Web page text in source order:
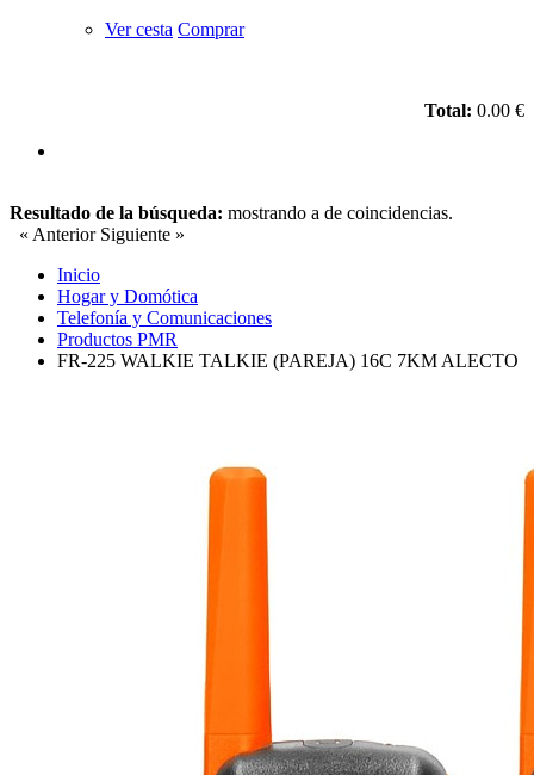
Ver cesta Comprar
Total: 0.00 €
Resultado de la búsqueda: mostrando a de coincidencias.
« Anterior Siguiente »
Inicio
Hogar y Domótica
Telefonía y Comunicaciones
Productos PMR
FR-225 WALKIE TALKIE (PAREJA) 16C 7KM ALECTO